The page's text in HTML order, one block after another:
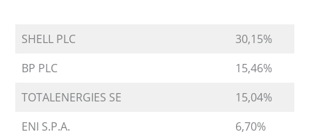
SHELL PLC
30,15%
BP PLC
15,46%
TOTALENERGIES SE
15,04%
ENI S.P.A.
6,70%